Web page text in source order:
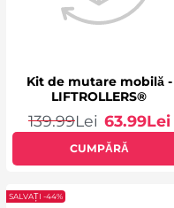
Kit de mutare mobilă -
LIFTROLLERS®
139.99Lei 63.99Lei
CUMPĂRĂ
SALVAȚI -44%